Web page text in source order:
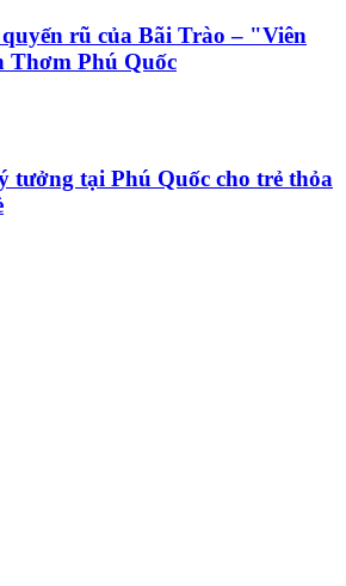
rũ của Bãi Trào – "Viên
Thơm Phú Quốc
tưởng tại Phú Quốc cho trẻ thỏa